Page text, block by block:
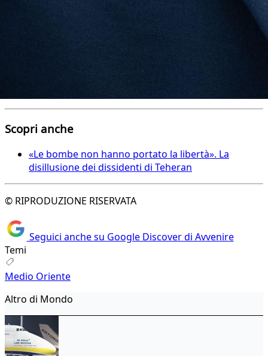
Scopri anche
«Le bombe non hanno portato la libertà». La
disillusione dei dissidenti di Teheran
© RIPRODUZIONE RISERVATA
Seguici anche su Google Discover di Avvenire
Temi
Medio Oriente
Altro di Mondo